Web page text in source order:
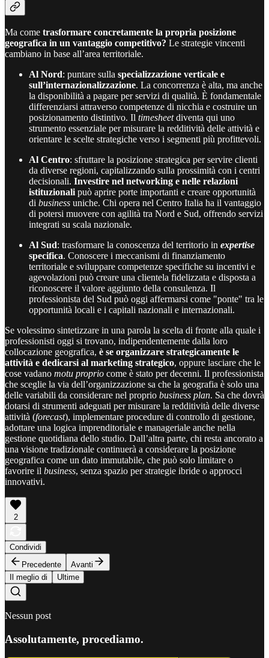
Ma come trasformare concretamente la propria posizione
geografica in un vantaggio competitivo? Le strategie vincenti
cambiano in base all’area territoriale.
Al Nord: puntare sulla specializzazione verticale e
sull’internazionalizzazione. La concorrenza è alta, ma anche
la disponibilità a pagare per servizi di qualità. È fondamentale
differenziarsi attraverso competenze di nicchia e costruire un
posizionamento distintivo. Il timesheetdiventa qui uno
strumento essenziale per misurare la redditività delle attività e
orientare le scelte strategiche verso i segmenti più profittevoli.
Al Centro: sfruttare la posizione strategica per servire clienti
da diverse regioni, capitalizzando sulla prossimità con i centri
decisionali. Investire nel networking e nelle relazioni
istituzionali può aprire porte importanti e creare opportunità
di business uniche. Chi opera nel Centro Italia ha il vantaggio
di potersi muovere con agilità tra Nord e Sud, offrendo servizi
integrati su scala nazionale.
Al Sud: trasformare la conoscenza del territorio in expertise
specifica. Conoscere i meccanismi di finanziamento
territoriale e sviluppare competenze specifiche su incentivi e
agevolazioni può creare una clientela fidelizzata e disposta a
riconoscere il valore aggiunto della consulenza. Il
professionista del Sud può oggi affermarsi come "ponte" tra le
opportunità locali e i capitali nazionali e internazionali.
Se volessimo sintetizzare in una parola la scelta di fronte alla quale i
professionisti oggi si trovano, indipendentemente dalla loro
collocazione geografica, è se organizzare strategicamente le
attività e dedicarsi al marketing strategico, oppure lasciare che le
cose vadano motu proprio come è stato per decenni. Il professionista
che sceglie la via dell’organizzazione sa che la geografia è solo una
delle variabili da considerare nel proprio business plan. Sa che dovrà
dotarsi di strumenti adeguati per misurare la redditività delle diverse
attività (forecast), implementare procedure di controllo di gestione,
adottare una logica imprenditoriale e manageriale anche nella
gestione quotidiana dello studio. Dall’altra parte, chi resta ancorato a
una visione tradizionale continuerà a considerare la posizione
geografica come un dato immutabile, che può solo limitare o
favorire il business, senza spazio per strategie ibride o approcci
innovativi.
2
Condividi
Precedente
Avanti
Il meglio di
Ultime
Nessun post
Assolutamente, procediamo.